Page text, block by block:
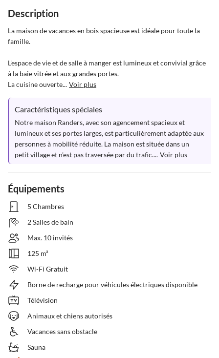
Description
La maison de vacances en bois spacieuse est idéale pour toute la
famille.
L'espace de vie et de salle à manger est lumineux et convivial grâce
à la baie vitrée et aux grandes portes.
La cuisine ouverte... Voir plus
Caractéristiques spéciales
Notre maison Randers, avec son agencement spacieux et
lumineux et ses portes larges, est particulièrement adaptée aux
personnes à mobilité réduite. La maison est située dans un
petit village et n'est pas traversée par du trafic.... Voir plus
Équipements
5 Chambres
2 Salles de bain
Max. 10 invités
125 m²
Wi-Fi Gratuit
Borne de recharge pour véhicules électriques disponible
Télévision
Animaux et chiens autorisés
Vacances sans obstacle
Sauna